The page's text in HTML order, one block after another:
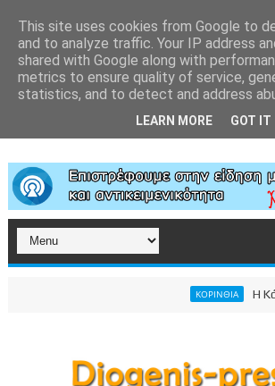
ΚΟΡΙΝΘΙΑ Η
This site uses cookies from Google to
and to analyze traffic. Your IP address
shared with Google along with
metrics to ensure quality of service,
statistics, and to detect and address
LEARN MORE GOT IT